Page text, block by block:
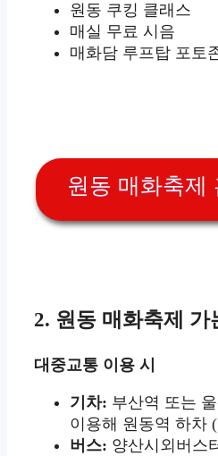
원동 쿠킹 클래스
매실 무료 시음
매화담 루프탑 포토
원동 매화축제
2. 원동 매화축제
대중교통 이용 시
기차: 부산역 또는
이용해 원동역 하차
버스: 양산시외버스